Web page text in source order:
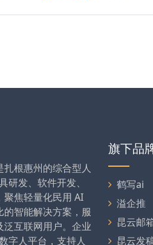
根惠州的综合型人
研发、软件开发、
聚焦轻量化民用 AI
智能解决方案，服
互联网用户。企业
字人平台，支持人
旗下品
鹤写ai
溢企推
昆云邮
昆云发